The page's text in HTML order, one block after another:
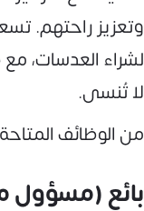
وتعزيز راحتهم.
لشراء العدسات،
لا تُنسى.
من الوظائف
بائع (مسؤول